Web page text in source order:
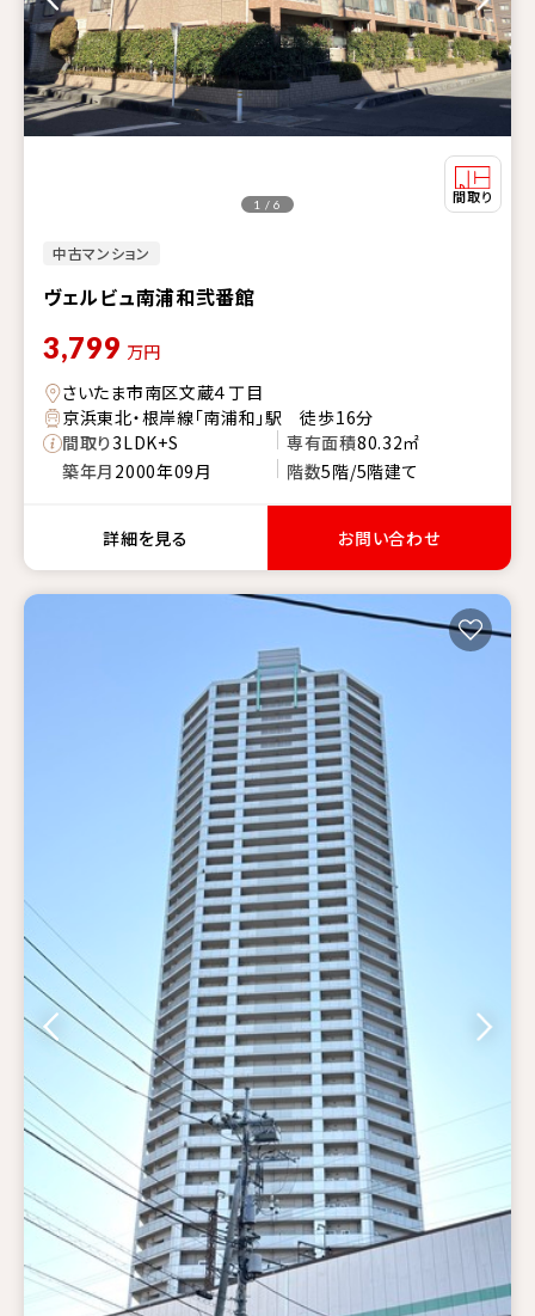
中古マンション
ヴェルビュ南浦和弐番館
1 / 6
3,799 万円
さいたま市南区文蔵４丁目
京浜東北・根岸線「南浦和」駅 徒歩16分
間取り3LDK+S 専有面積80.32㎡
築年月 2000年09月 階数5階/5階建て
詳細を見る お問い合わせ